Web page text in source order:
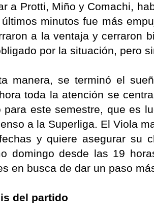
a Protti, Miño y Comachi,
minutos fue más
a la ventaja y cerraron
por la situación, pero
manera, se terminó el
toda la atención se
para este semestre, que es
a la Superliga. El Viola
y quiere asegurar su
domingo desde las 19
en busca de dar un paso
del partido